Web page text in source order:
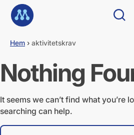
k
t
i
l
l
i
Sök
Hem › aktivitetskrav
Nothing
It seems we can’t find what you’re
searching can help.
S